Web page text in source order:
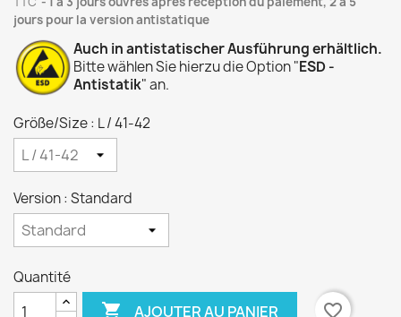
jours pour la version antistatique
Auch in antistatischer Ausführung erhältlich.
Bitte wählen Sie hierzu die Option "ESD -
Antistatik" an.
Größe/Size : L / 41-42
Version : Standard
Quantité
 AJOUTER AU PANIER
favorite_border